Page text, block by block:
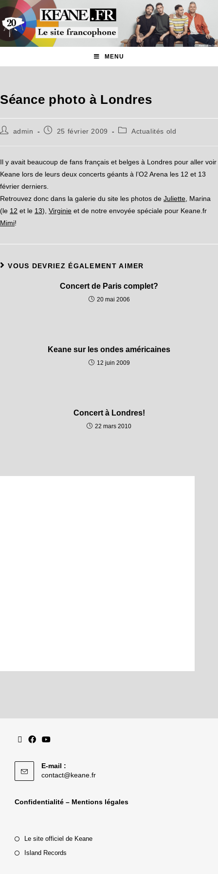
MENU
Séance photo à Londres
admin 25 février 2009 Actualités old
Il y avait beaucoup de fans français et belges à Londres pour aller voir
Keane lors de leurs deux concerts géants à l’O2 Arena les 12 et 13
février derniers.
Retrouvez donc dans la galerie du site les photos de Juliette, Marina
(le 12 et le 13), Virginie et de notre envoyée spéciale pour Keane.fr
Mimi!
VOUS DEVRIEZ ÉGALEMENT AIMER
Concert de Paris complet?
20 mai 2006
Keane sur les ondes américaines
12 juin 2009
Concert à Londres!
22 mars 2010
E-mail :
contact@keane.fr
Confidentialité – Mentions légales
Le site officiel de Keane
Island Records